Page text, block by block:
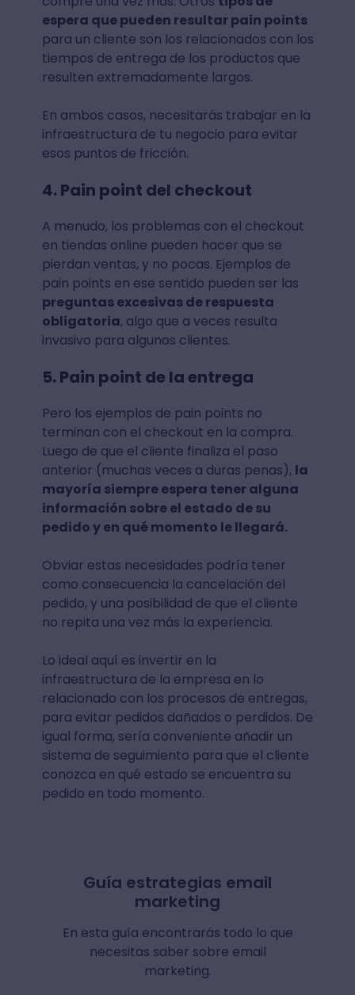
espera que pueden resultar pain points
para un cliente son los relacionados con los
tiempos de entrega de los productos que
resulten extremadamente largos.
En ambos casos, necesitarás trabajar en la
infraestructura de tu negocio para evitar
esos puntos de fricción.
4. Pain point del checkout
A menudo, los problemas con el checkout
en tiendas online pueden hacer que se
pierdan ventas, y no pocas. Ejemplos de
pain points en ese sentido pueden ser las
preguntas excesivas de respuesta
obligatoria, algo que a veces resulta
invasivo para algunos clientes.
5. Pain point de la entrega
Pero los ejemplos de pain points no
terminan con el checkout en la compra.
Luego de que el cliente finaliza el paso
anterior (muchas veces a duras penas), la
mayoría siempre espera tener alguna
información sobre el estado de su
pedido y en qué momento le llegará.
Obviar estas necesidades podría tener
como consecuencia la cancelación del
pedido, y una posibilidad de que el cliente
no repita una vez más la experiencia.
Lo ideal aquí es invertir en la
infraestructura de la empresa en lo
relacionado con los procesos de entregas,
para evitar pedidos dañados o perdidos. De
igual forma, sería conveniente añadir un
sistema de seguimiento para que el cliente
conozca en qué estado se encuentra su
pedido en todo momento.
Guía estrategias email
marketing
En esta guía encontrarás todo lo que
necesitas saber sobre email
marketing.